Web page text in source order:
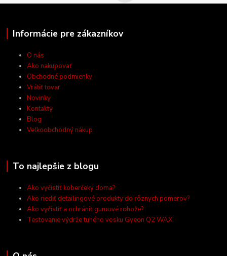
Informácie pre zákazníkov
O nás
Ako nakupovať
Obchodné podmienky
Vrátiť tovar
Novinky
Kontakty
Blog
Veľkoobchodný nákup
To najlepšie z blogu
Ako vyčistiť koberčeky doma?
Ako riediť detailingové produkty do rôznych pomerov?
Ako vyčistiť a ochrániť gumové rohože?
Testovanie výdrže tuhého vosku Gyeon Q2 WAX